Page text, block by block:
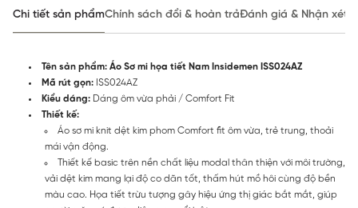
Chi tiết sản phẩmChính sách đổi & hoàn trảĐánh giá & Nhận xét
Tên sản phẩm: Áo Sơ mi họa tiết Nam Insidemen ISS024AZ
Mã rút gọn: ISS024AZ
Kiểu dáng: Dáng ôm vừa phải / Comfort Fit
Thiết kế:
Áo sơ mi knit dệt kim phom Comfort fit ôm vừa, trẻ trung, thoải
mái vận động.
Thiết kế basic trên nền chất liệu modal thân thiện với môi trường,
vải dệt kim mang lại độ co dãn tốt, thấm hút mồ hôi cùng độ bền
màu cao. Họa tiết trừu tượng gây hiệu ứng thị giác bắt mắt, giúp